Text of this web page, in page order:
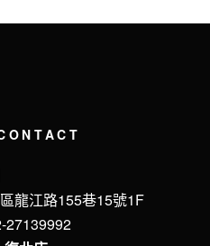
龍江路155巷15號1F
27139992